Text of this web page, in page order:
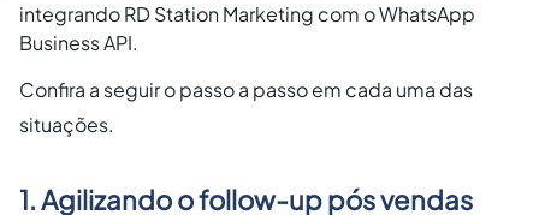
integrando RD Station Marketing com o WhatsApp
Business API.
Confira a seguir o passo a passo em cada uma das
situações.
1. Agilizando o follow-up pós vendas